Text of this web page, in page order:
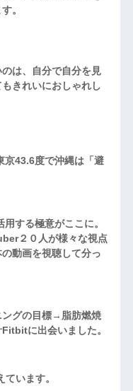
。
のは、自分で自分を見
きれいにおしゃれし
43.6度で沖縄は「避
する極意がここに。
２０人が様々な視点
動画を視聴して分っ
ングの目標→脂肪燃焼
に出会いました。
います。